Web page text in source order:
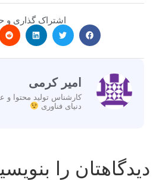
اشتراک گذاری و
امیر کرمی
کارشناس تولید محتوا و
دنیای فناوری
دیدگاهتان را